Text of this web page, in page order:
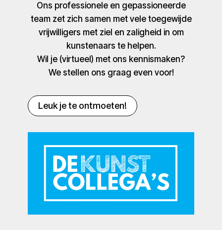
Ons professionele en gepassioneerde
team zet zich samen met vele toegewijde
vrijwilligers met ziel en zaligheid in om
kunstenaars te helpen.
Wil je (virtueel) met ons kennismaken?
We stellen ons graag even voor!
Leuk je te ontmoeten!